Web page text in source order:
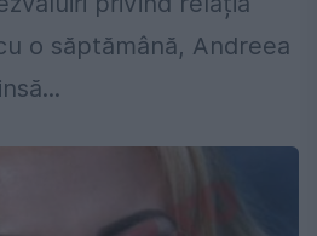
o săptămână, Andreea